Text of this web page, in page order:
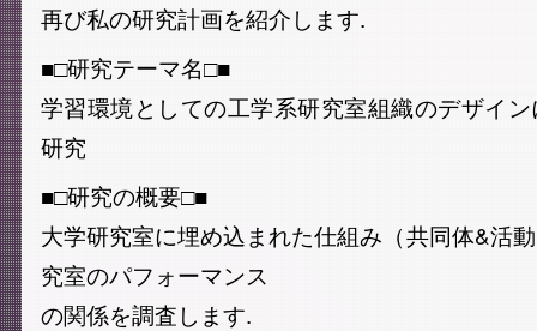
再び私の研究計画を紹介します.
■□研究テーマ名□■
学習環境としての工学系研究室組織のデザイ
研究
■□研究の概要□■
大学研究室に埋め込まれた仕組み（共同体&活
究室のパフォーマンス
の関係を調査します.